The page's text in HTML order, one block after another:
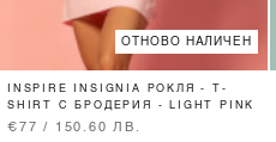
ОТНОВО НАЛИЧЕН
INSPIRE INSIGNIA РОКЛЯ - T-
SHIRT С БРОДЕРИЯ - LIGHT PINK
€77 / 150.60 ЛВ.